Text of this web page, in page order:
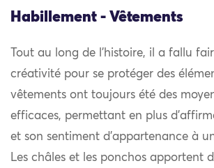
Habillement - Vêtements
Tout au long de l’histoire, il a fallu
créativité pour se protéger des
vêtements ont toujours été des
efficaces, permettant en plus
et son sentiment d’appartenance à
Les châles et les ponchos apportent